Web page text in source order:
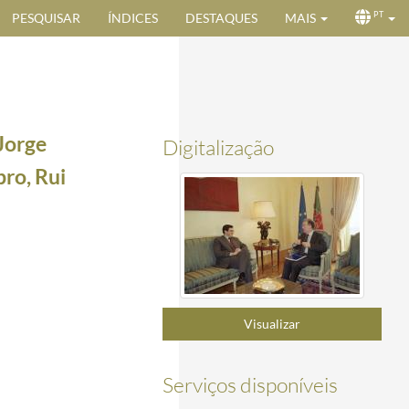
PESQUISAR ÍNDICES DESTAQUES MAIS PT
Digitalização
Visualizar
Serviços disponíveis
Rui